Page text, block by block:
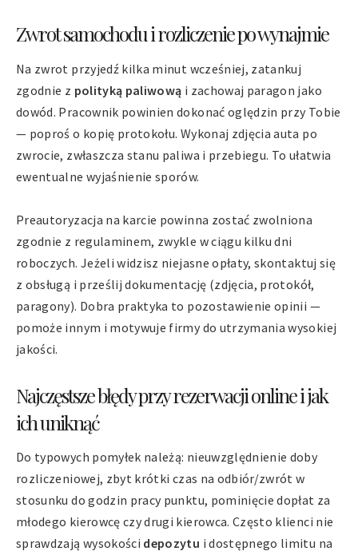
Zwrot samochodu i rozliczenie po wynajmie
Na zwrot przyjedź kilka minut wcześniej, zatankuj
zgodnie z polityką paliwową i zachowaj paragon jako
dowód. Pracownik powinien dokonać oględzin przy Tobie
— poproś o kopię protokołu. Wykonaj zdjęcia auta po
zwrocie, zwłaszcza stanu paliwa i przebiegu. To ułatwia
ewentualne wyjaśnienie sporów.
Preautoryzacja na karcie powinna zostać zwolniona
zgodnie z regulaminem, zwykle w ciągu kilku dni
roboczych. Jeżeli widzisz niejasne opłaty, skontaktuj się
z obsługą i prześlij dokumentację (zdjęcia, protokół,
paragony). Dobra praktyka to pozostawienie opinii —
pomoże innym i motywuje firmy do utrzymania wysokiej
jakości.
Najczęstsze błędy przy rezerwacji online i jak
ich uniknąć
Do typowych pomyłek należą: nieuwzględnienie doby
rozliczeniowej, zbyt krótki czas na odbiór/zwrót w
stosunku do godzin pracy punktu, pominięcie dopłat za
młodego kierowcę czy drugi kierowca. Często klienci nie
sprawdzają wysokości depozytu i dostępnego limitu na